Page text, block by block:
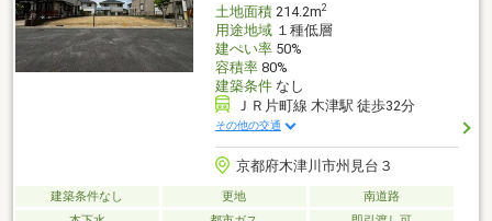
土地面積214.2m2
用途地域１種低層
建ぺい率50%
容積率80%
建築条件なし
ＪＲ片町線 木津駅 徒歩32分
その他の交通
京都府木津川市州見台３
建築条件なし 更地
南道路